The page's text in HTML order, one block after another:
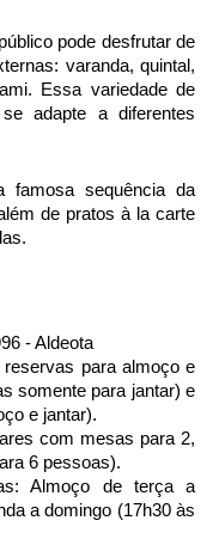
pode desfrutar de
varanda, quintal,
Essa variedade de
adapte a diferentes
famosa sequência da
de pratos à la carte
- Aldeota
para almoço e
somente para jantar) e
e jantar).
com mesas para 2,
6 pessoas).
Almoço de terça a
a domingo (17h30 às